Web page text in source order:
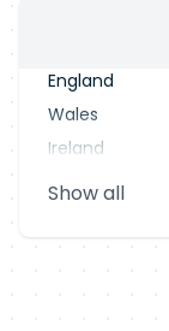
England
Wales
Ireland
Show all